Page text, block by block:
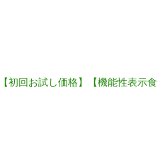
【初回お試し価格】【機能性表示食